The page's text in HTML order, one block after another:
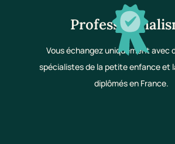
Vous échangez uniquement avec
spécialistes de la petite enfance et
diplômés en France.